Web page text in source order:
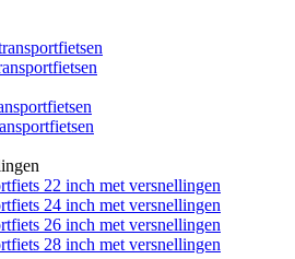
22 inch met versnellingen
24 inch met versnellingen
26 inch met versnellingen
28 inch met versnellingen